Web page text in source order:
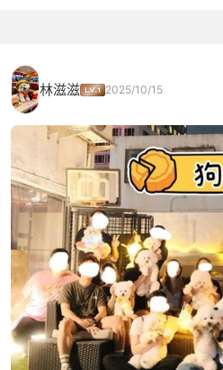
林滋滋 2025/10/15